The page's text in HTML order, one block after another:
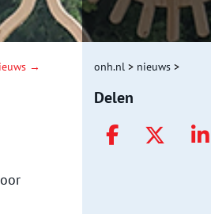
→ onh.nl > nieuws >
Delen